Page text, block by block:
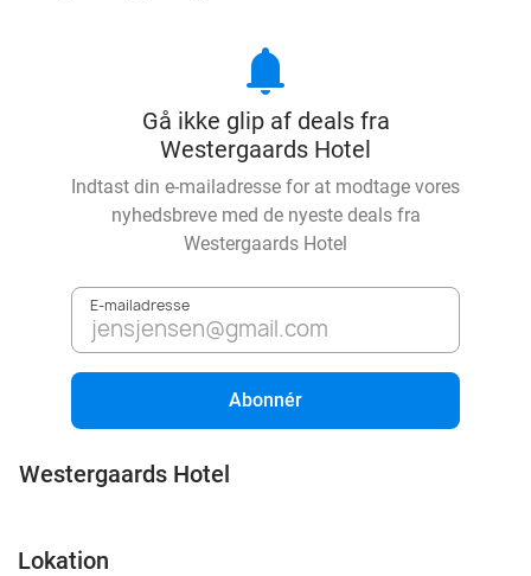
notifications
Gå ikke glip af deals fra
Westergaards Hotel
Indtast din e-mailadresse for at modtage vores
nyhedsbreve med de nyeste deals fra
Westergaards Hotel
E-mailadresse
Abonnér
Westergaards Hotel
Lokation